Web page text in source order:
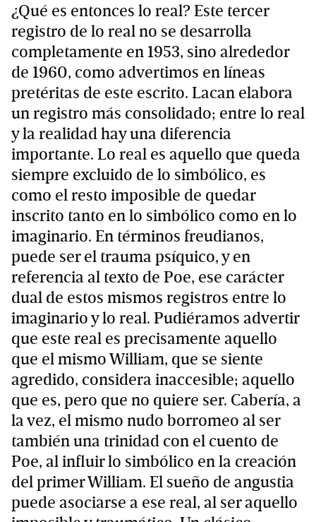
¿Qué es entonces lo real? Este tercer
registro de lo real no se desarrolla
completamente en 1953, sino alrededor
de 1960, como advertimos en líneas
pretéritas de este escrito. Lacan elabora
un registro más consolidado; entre lo real
y la realidad hay una diferencia
importante. Lo real es aquello que queda
siempre excluido de lo simbólico, es
como el resto imposible de quedar
inscrito tanto en lo simbólico como en lo
imaginario. En términos freudianos,
puede ser el trauma psíquico, y en
referencia al texto de Poe, ese carácter
dual de estos mismos registros entre lo
imaginario y lo real. Pudiéramos advertir
que este real es precisamente aquello
que el mismo William, que se siente
agredido, considera inaccesible; aquello
que es, pero que no quiere ser. Cabería, a
la vez, el mismo nudo borromeo al ser
también una trinidad con el cuento de
Poe, al influir lo simbólico en la creación
del primer William. El sueño de angustia
puede asociarse a ese real, al ser aquello